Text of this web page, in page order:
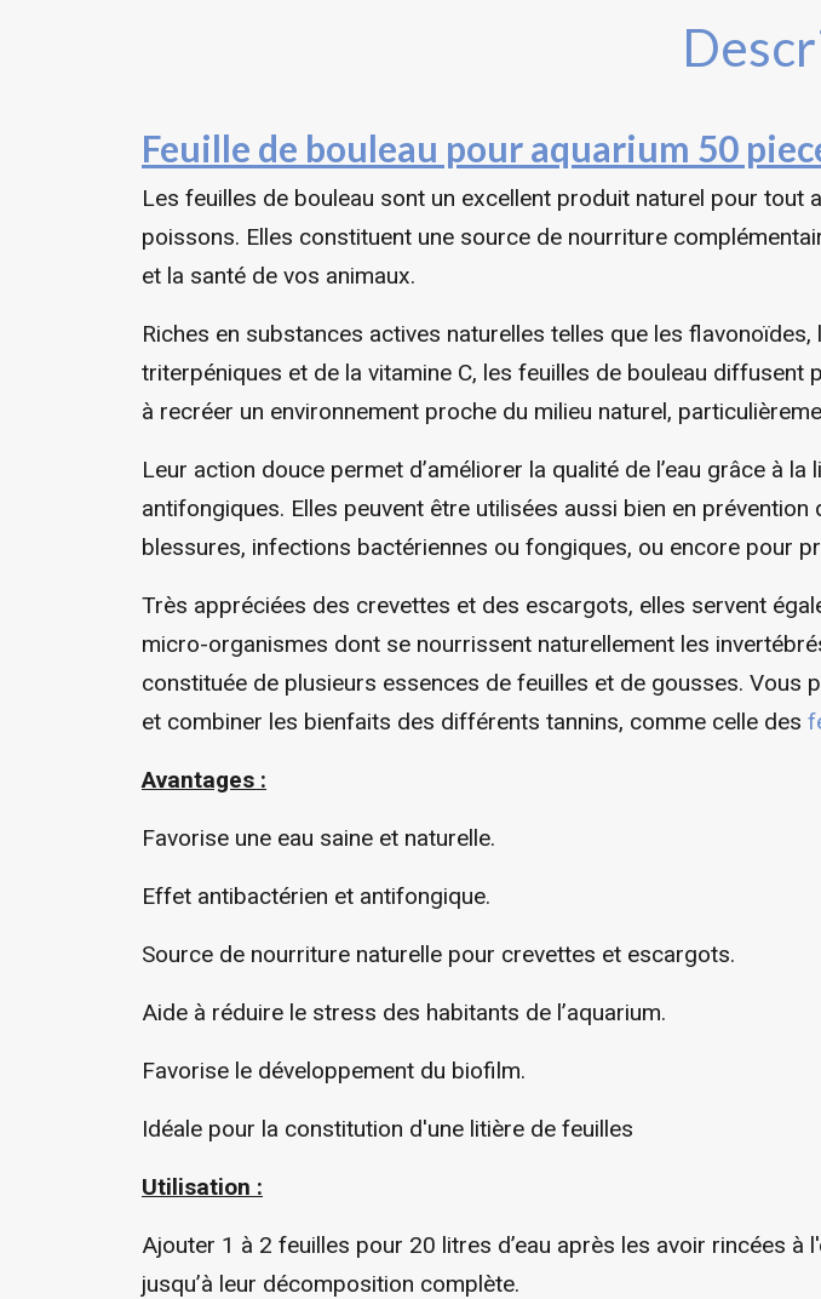
Feuille de bouleau pour aquarium 50
Les feuilles de bouleau sont un excellent produit naturel pour
poissons. Elles constituent une source de nourriture
et la santé de vos animaux.
Riches en substances actives naturelles telles que les
triterpéniques et de la vitamine C, les feuilles de bouleau diffusent
à recréer un environnement proche du milieu naturel,
Leur action douce permet d’améliorer la qualité de l’eau grâce à
antifongiques. Elles peuvent être utilisées aussi bien en
blessures, infections bactériennes ou fongiques, ou encore pour
Très appréciées des crevettes et des escargots, elles servent
micro-organismes dont se nourrissent naturellement les
constituée de plusieurs essences de feuilles et de gousses.
et combiner les bienfaits des différents tannins, comme celle des
Avantages :
Favorise une eau saine et naturelle.
Effet antibactérien et antifongique.
Source de nourriture naturelle pour crevettes et escargots.
Aide à réduire le stress des habitants de l’aquarium.
Favorise le développement du biofilm.
Idéale pour la constitution d'une litière de feuilles
Utilisation :
Ajouter 1 à 2 feuilles pour 20 litres d’eau après les avoir rincées
jusqu’à leur décomposition complète.